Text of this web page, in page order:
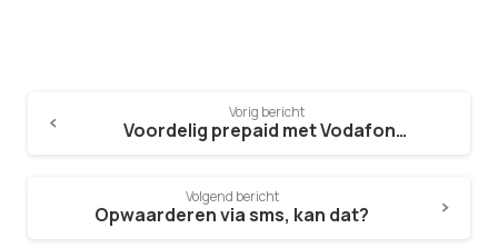
Vorig bericht
Voordelig prepaid met Vodafone Runners
Volgend bericht
Opwaarderen via sms, kan dat?